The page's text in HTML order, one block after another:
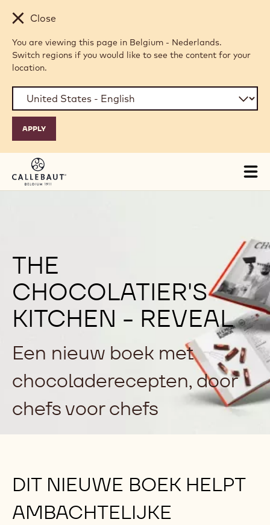
Skip to main content
Close
You are viewing this page in Belgium - Nederlands.
Switch regions if you would like to see the content for your
location.
THE
CHOCOLATIER'S
KITCHEN - REVEAL
Een nieuw boek met
chocoladerecepten, door
chefs voor chefs
DIT NIEUWE BOEK HELPT
AMBACHTELIJKE